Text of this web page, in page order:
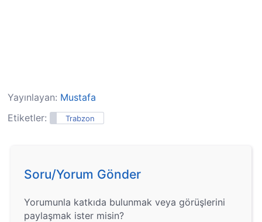
Yayınlayan: Mustafa
Etiketler:
Trabzon
Soru/Yorum Gönder
Yorumunla katkıda bulunmak veya görüşlerini
paylaşmak ister misin?